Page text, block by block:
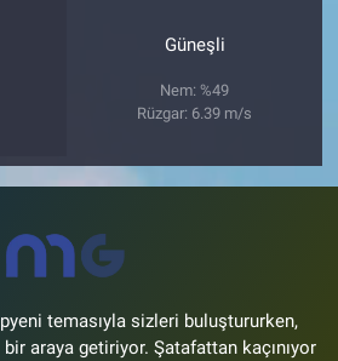
Güneşli
Nem: %49
Rüzgar: 6.39 m/s
temasıyla sizleri buluştururken,
araya getiriyor. Şatafattan kaçınıyor